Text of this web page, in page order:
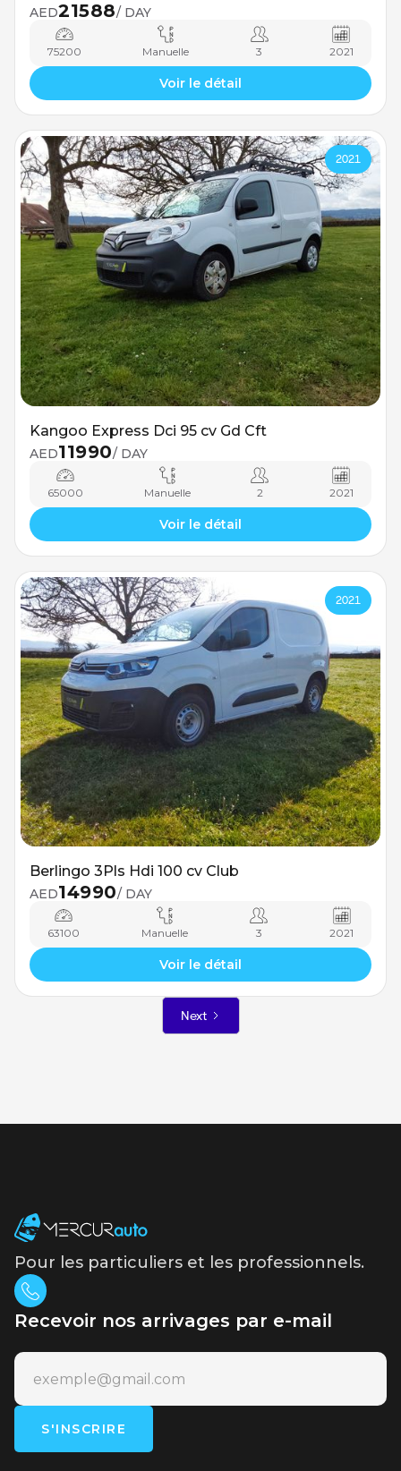
AED21588/ DAY
75200 Manuelle 3 2021
Voir le détail
2021
Kangoo Express Dci 95 cv Gd Cft
AED11990/ DAY
65000 Manuelle 2 2021
Voir le détail
2021
Berlingo 3Pls Hdi 100 cv Club
AED14990/ DAY
63100 Manuelle 3 2021
Voir le détail
Next
Pour les particuliers et les professionnels.
Recevoir nos arrivages par e-mail